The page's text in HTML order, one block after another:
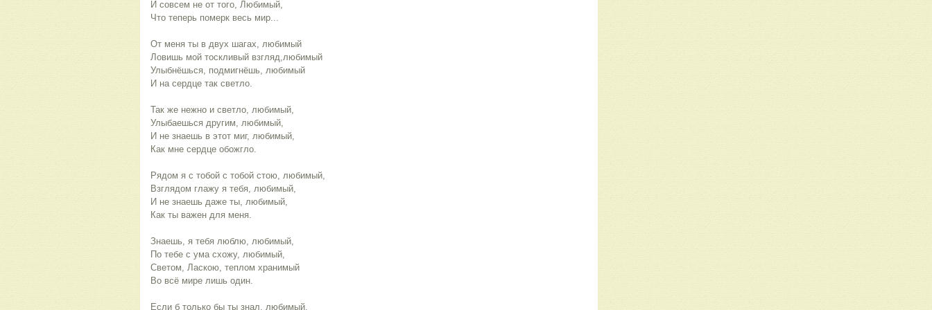
И совсем не от того, Любимый,
Что теперь померк весь мир...
От меня ты в двух шагах, любимый
Ловишь мой тоскливый взгляд,любимый
Улыбнёшься, подмигнёшь, любимый
И на сердце так светло.
Так же нежно и светло, любимый,
Улыбаешься другим, любимый,
И не знаешь в этот миг, любимый,
Как мне сердце обожгло.
Рядом я с тобой с тобой стою, любимый,
Взглядом глажу я тебя, любимый,
И не знаешь даже ты, любимый,
Как ты важен для меня.
Знаешь, я тебя люблю, любимый,
По тебе с ума схожу, любимый,
Светом, Ласкою, теплом хранимый
Во всё мире лишь один.
Если б только бы ты знал, любимый,